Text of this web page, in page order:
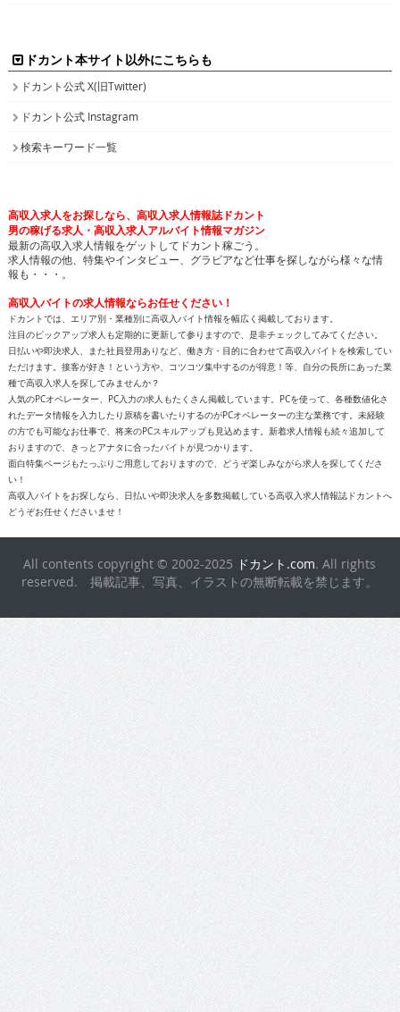
ドカント公式 X(旧Twitter)
ドカント公式 Instagram
検索キーワード一覧
男の稼げる求人・高収入求人アルバイト情報マガジン
最新の高収入求人情報をゲットしてドカント稼ごう。
求人情報の他、特集やインタビュー、グラビアなど仕事を探しながら様々な情
報も・・・。
高収入バイトの求人情報ならお任せください！
ドカントでは、エリア別・業種別に高収入バイト情報を幅広く掲載しております。
注目のピックアップ求人も定期的に更新して参りますので、是非チェックしてみてください。
日払いや即決求人、また社員登用ありなど、働き方・目的に合わせて高収入バイトを検索してい
ただけます。接客が好き！という方や、コツコツ集中するのが得意！等、自分の長所にあった業
種で高収入求人を探してみませんか？
人気のPCオペレーター、PC入力の求人もたくさん掲載しています。PCを使って、各種数値化さ
れたデータ情報を入力したり原稿を書いたりするのがPCオペレーターの主な業務です。未経験
の方でも可能なお仕事で、将来のPCスキルアップも見込めます。新着求人情報も続々追加して
おりますので、きっとアナタに合ったバイトが見つかります。
面白特集ページもたっぷりご用意しておりますので、どうぞ楽しみながら求人を探してくださ
い！
どうぞお任せくださいませ！
All contents copyright © 2002-2025ドカント.com. All rights
reserved. 掲載記事、写真、イラストの無断転載を禁じます。